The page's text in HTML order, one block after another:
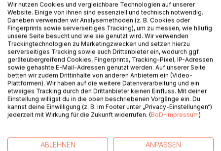
Die Zuckerbäckerin aus Passau
Zwei Mädchen, verschiedene Jahrhunderte und ihre Liebe
zum Backen knüpfen das Band zum Wanderfalken Zadak.
Eigenartige Träume, das Buch einer Zuckerbäckerin und
das Versprechen des Wanderfalken sorgen bei Viktoria für
Verwirrung und Aufregung zugleich. Eine Zeitreise ins 18.
Jahrhundert, das klingt geheimnisvoll. Doch die Warnung
des Wanderfalken, ihrer Freundin Eva seine Anwesenheit
zu verschweigen, führt zu Spannungen auf der
Klassenreise von Passau nach Wien.
Viktoria es aufspüren, wenn sie zwischen Gegenwart und
Vergangenheit hin- und hergerissen wird?
Wir nutzen Cookies und vergleichbare Technologien auf unserer
Website. Einige von ihnen sind essenziell und technisch notwendig.
Daneben verwenden wir Analysemethoden (z. B. Cookies oder
Fingerprints sowie serverseitiges Tracking), um zu messen, wie häufig
unsere Seite besucht und wie sie genutzt wird. Wir verwenden
Trackingtechnologien zu Marketingzwecken und setzen hierzu
serverseitiges Tracking sowie auch Drittanbieter ein, wodurch ggf.
geräteübergreifend Cookies, Fingerprints, Tracking-Pixel, IP-Adressen
sowie gehashte E-Mail-Adressen genutzt werden. Auf unserer Seite
betten wir zudem Drittinhalte von anderen Anbietern ein (Video-
Plattformen). Wir haben auf die weitere Datenverarbeitung und ein
etwaiges Tracking durch den Drittanbieter keinen Einfluss. Mit deiner
Einstellung willigst du in die oben beschriebenen Vorgänge ein. Du
kannst deine Einwilligung (z. B. im Footer unter „Privacy-Einstellungen“)
jederzeit mit Wirkung für die Zukunft widerrufen. (BoD-Impressum)
ABLEHNEN ANPASSEN